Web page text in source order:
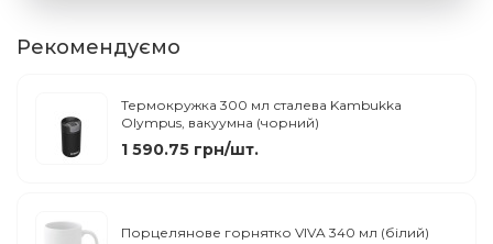
Рекомендуємо
Термокружка 300 мл сталева Kambukka
Olympus, вакуумна (чорний)
1 590.75 грн/шт.
Порцелянове горнятко VIVA 340 мл (білий)